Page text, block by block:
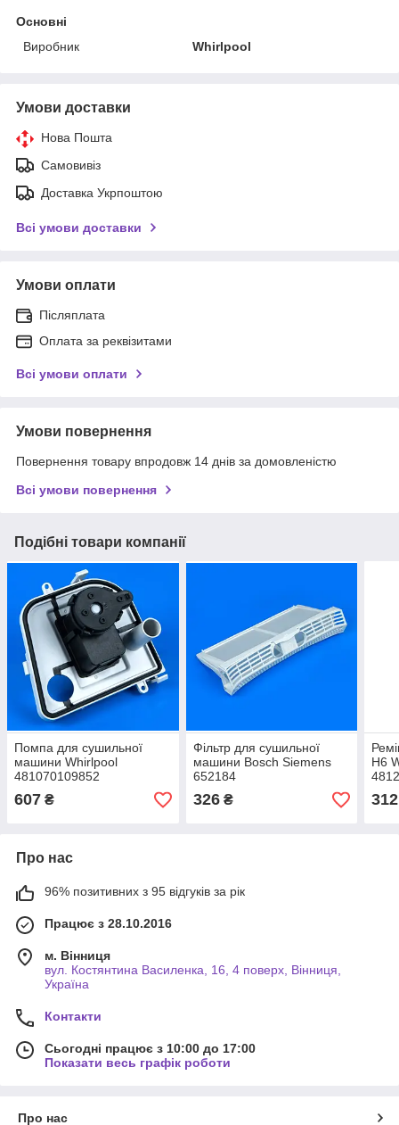
Основні
Виробник
Whirlpool
Умови доставки
Нова Пошта
Самовивіз
Доставка Укрпоштою
Всі умови доставки
Умови оплати
Післяплата
Оплата за реквізитами
Всі умови оплати
Умови повернення
Повернення товару впродовж 14 днів за домовленістю
Всі умови повернення
Подібні товари компанії
Помпа для сушильної
машини Whirlpool
481070109852
607 ₴
Фільтр для сушильної
машини Bosch Siemens
652184
326₴
H6
для
312
Про нас
96% позитивних з 95 відгуків за рік
Працює з 28.10.2016
м. Вінниця
вул. Костянтина Василенка, 16, 4 поверх, Вінниця,
Україна
Контакти
Сьогодні працює з 10:00 до 17:00
Показати весь графік роботи
Про нас